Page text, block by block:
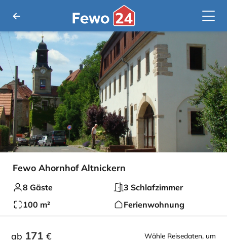
Fewo Ahornhof Altnickern
8 Gäste
3 Schlafzimmer
100 m²
Ferienwohnung
Wähle Reisedaten, um
ab 171 €